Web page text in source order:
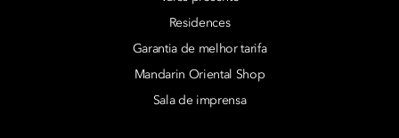
Residences
Garantia de melhor tarifa
Mandarin Oriental Shop
Sala de imprensa